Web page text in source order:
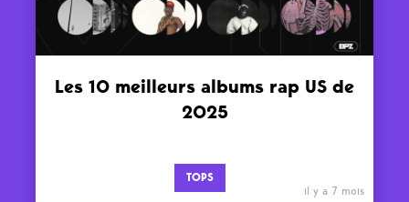
Les 10 meilleurs albums rap US de
2025
TOPS
il y a 7 mois